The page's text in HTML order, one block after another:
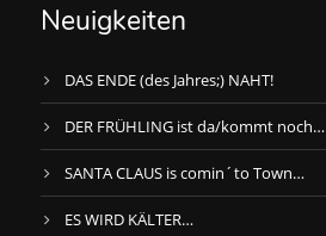
Neuigkeiten
DAS ENDE (des Jahres;) NAHT!
DER FRÜHLING ist da/kommt noch…
SANTA CLAUS is comin´to Town…
ES WIRD KÄLTER…